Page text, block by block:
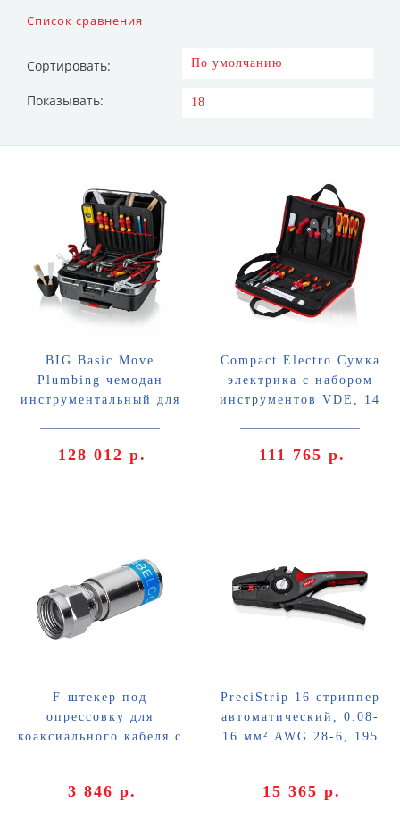
Список сравнения
Сортировать:
Показывать:
BIG Basic Move
Plumbing чемодан
инструментальный для
128 012 р.
Compact Electro Сумка
электрика с набором
инструментов VDE, 14
111 765 р.
F-штекер под
опрессовку для
коаксиального кабеля с
3 846 р.
PreciStrip 16 стриппер
автоматический, 0.08-
16 мм² AWG 28-6, 195
15 365 р.